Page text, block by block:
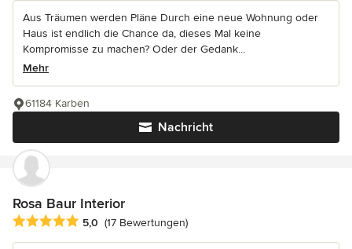
Aus Träumen werden Pläne Durch eine neue Wohnung oder
Haus ist endlich die Chance da, dieses Mal keine
Kompromisse zu machen? Oder der Gedank...
Mehr
Nachricht
61184 Karben
Rosa Baur Interior
Durchschnittliche Bewertung: 5 von 5 Sternen
5,0 (17 Bewertungen)